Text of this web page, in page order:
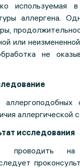
аллергена.
или
не
аллергической
исследования
проводить